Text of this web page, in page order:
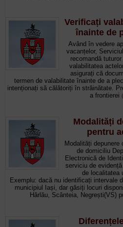
Verificați
înainte de
Având în vedere
vacanțelor,
recomandă
valabilitatea
asigurați că
termen de valabilitate înainte de a
intenționați să călătoriți în străinătate.
a frontierei
Modalități
pentru
Modalități depunere
de domiciliu
Electronică de
serviciu de
de localitatea
Exemplu: dacă nu identificați intervale
municipiul Iași, dar găsiți locuri
Hârlău, Scânteia, Negrești(VS)